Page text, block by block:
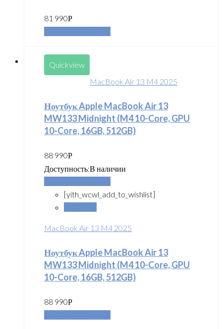
81 990Р
Quickview
MacBook Air 13 M4 2025
Ноутбук Apple MacBook Air 13
MW133 Midnight (M4 10-Core, GPU
10-Core, 16GB, 512GB)
88 990Р
Доступность:В наличии
[yith_wcwl_add_to_wishlist]
MacBook Air 13 M4 2025
Ноутбук Apple MacBook Air 13
MW133 Midnight (M4 10-Core, GPU
10-Core, 16GB, 512GB)
88 990Р